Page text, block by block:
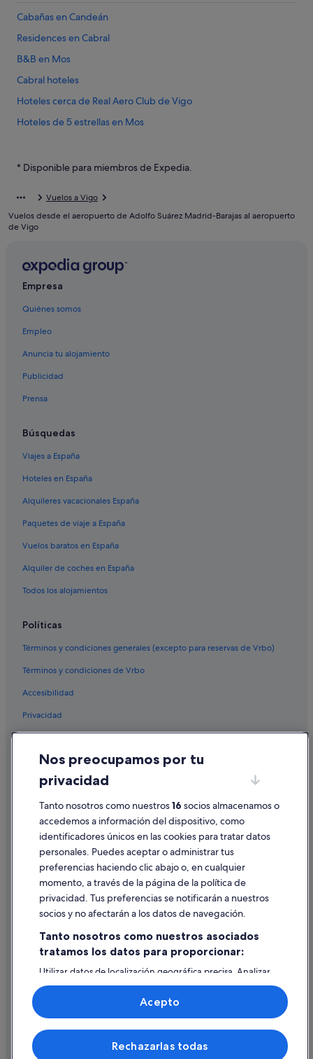
Cabañas en Candeán
Residences en Cabral
B&B en Mos
Cabral hoteles
Hoteles cerca de Real Aero Club de Vigo
Hoteles de 5 estrellas en Mos
Hoteles con spa en Vigo
Apartamentos en Mos
Hoteles románticos en Mos
Casas rurales en Mos
Candeán hoteles
Campings de caravanas en Cabral
Casas de campo en Cabral
Casas rurales en Cabral
Vigo hoteles
* Disponible para miembros de Expedia.
Vuelos a Vigo
Vuelos desde el aeropuerto de Adolfo Suárez Madrid-Barajas al aeropuerto
de Vigo
Empresa
Quiénes somos
Empleo
Anuncia tu alojamiento
Publicidad
Prensa
Búsquedas
Viajes a España
Hoteles en España
Alquileres vacacionales España
Paquetes de viaje a España
Vuelos baratos en España
Alquiler de coches en España
Todos los alojamientos
Políticas
Términos y condiciones generales (excepto para reservas de Vrbo)
Términos y condiciones de Vrbo
Accesibilidad
Privacidad
Condiciones de uso
Información legal/contacto
Pautas sobre el contenido y cómo denunciar contenido
Ayuda
Cancelar un vuelo
Cancelar una reserva de hotel o de un alquiler vacacional
Utilizar un cupón de Expedia
Documentos para viajes internacionales
© 2026 Expedia, Inc., una empresa de Expedia Group. Todos los
derechos reservados. Expedia y el logotipo de Expedia son marcas
Nos preocupamos por tu
privacidad
Tanto nosotros como nuestros16 socios almacenamos o
accedemos a información del dispositivo, como
identificadores únicos en las cookies para tratar datos
personales. Puedes aceptar o administrar tus
preferencias haciendo clic abajo o, en cualquier
momento, a través de la página de la política de
privacidad. Tus preferencias se notificarán a nuestros
socios y no afectarán a los datos de navegación.
Tanto nosotros como nuestros asociados
tratamos los datos para proporcionar:
Utilizar datos de localización geográfica precisa. Analizar
activamente las características del dispositivo para su
identificación. Almacenar la información en un dispositivo
y/o acceder a ella. Publicidad y contenido personalizados,
medición de publicidad y contenido, investigación de
audiencia y desarrollo de servicios.
Lista de asociados (proveedores)
Rechazarlas todas
Acepto